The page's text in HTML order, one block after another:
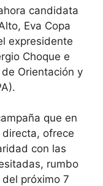
candidata
Eva Copa
expresidente
Choque e
Orientación y
que en
ofrece
con las
rumbo
próximo 7